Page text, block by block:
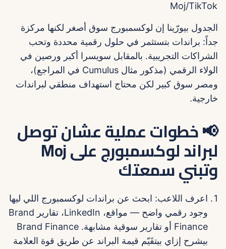
Moj/TikTok
الجدول بيورّينا إن لوكسمبورج سوق أصغر لكنها مركزة
جداً: براندات بتستثمر في حلول رقمية محددة وتحب
الشراكات التجريبية. بالمقابل سويسرا أكبر ورصين في
الولاء الرقمي (مذكور مثال Cumulus في المراجع)،
ومصر سوق كبير لكن محتاج استهداف منطقي لبراندات
خارجية.
📢 خطوات عملية عشان توصل
لبراند لوكسمبورج على Moj
وتبني سمعتك
اعرف اللاعب: ابحث عن براندات لوكسمبورج اللي ليها
وجود رقمي واضح — مواقع، LinkedIn، تقارير Brand
Finance أو تقارير سوقية مشابهة. Brand Finance
بيشرح إزاي بيتقَيّم قيمة البراند عن طريق قوة العلامة